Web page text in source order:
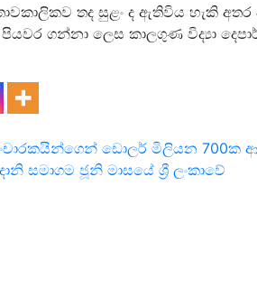
තද සුළං ද ඇතිවිය හැකි
ගන්නා ලෙස කාලගුණ විද්‍යා
ඩොලර් මිලියන 700ක
සමාගම ජූනි මාසයේ ශ්‍රී ලංකාවේ